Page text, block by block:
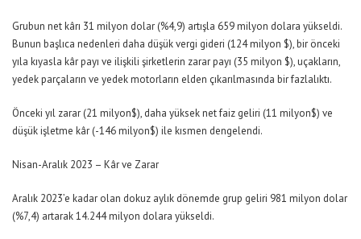
Grubun net kârı 31 milyon dolar (%4,9) artışla 659 milyon dolara yükseldi.
Bunun başlıca nedenleri daha düşük vergi gideri (124 milyon $), bir önceki
yıla kıyasla kâr payı ve ilişkili şirketlerin zarar payı (35 milyon $), uçakların,
yedek parçaların ve yedek motorların elden çıkarılmasında bir fazlalıktı.
Önceki yıl zarar (21 milyon$), daha yüksek net faiz geliri (11 milyon$) ve
düşük işletme kâr (-146 milyon$) ile kısmen dengelendi.
Nisan-Aralık 2023 – Kâr ve Zarar
Aralık 2023’e kadar olan dokuz aylık dönemde grup geliri 981 milyon dolar
(%7,4) artarak 14.244 milyon dolara yükseldi.